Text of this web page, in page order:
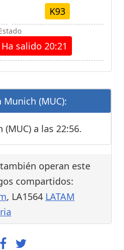
K93
salido 20:21
(MUC):
a las 22:56.
operan este
compartidos:
, LA1564 LATAM